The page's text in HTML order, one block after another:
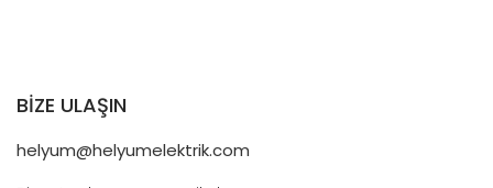
BİZE ULAŞIN
helyum@helyumelektrik.com